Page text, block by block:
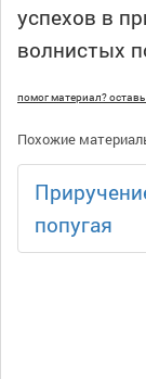
успехов в
волнистых
помог материал?
Похожие
попугая